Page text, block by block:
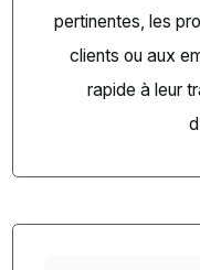
pertinentes, les
clients ou aux
rapide à leur